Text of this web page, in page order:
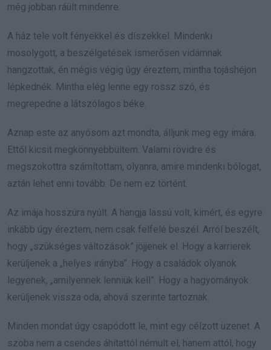
még jobban ráült mindenre.
A ház tele volt fényekkel és díszekkel. Mindenki
mosolygott, a beszélgetések ismerősen vidámnak
hangzottak, én mégis végig úgy éreztem, mintha tojáshéjon
lépkednék. Mintha elég lenne egy rossz szó, és
megrepedne a látszólagos béke.
Aznap este az anyósom azt mondta, álljunk meg egy imára.
Ettől kicsit megkönnyebbültem. Valami rövidre és
megszokottra számítottam, olyanra, amire mindenki bólogat,
aztán lehet enni tovább. De nem ez történt.
Az imája hosszúra nyúlt. A hangja lassú volt, kimért, és egyre
inkább úgy éreztem, nem csak felfelé beszél. Arról beszélt,
hogy „szükséges változások” jöjjenek el. Hogy a karrierek
kerüljenek a „helyes irányba”. Hogy a családok olyanok
legyenek, „amilyennek lenniük kell”. Hogy a hagyományok
kerüljenek vissza oda, ahová szerinte tartoznak.
Minden mondat úgy csapódott le, mint egy célzott üzenet. A
szoba nem a csendes áhítattól némult el, hanem attól, hogy